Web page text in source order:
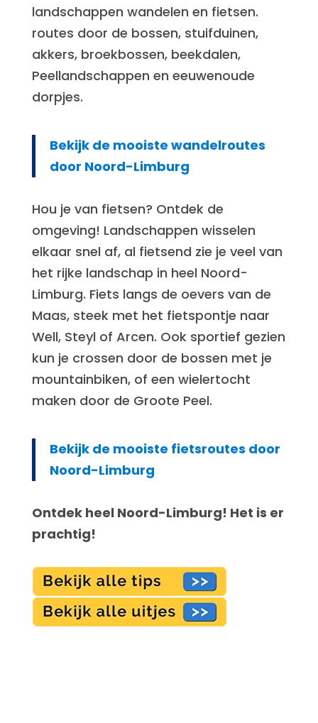
landschappen wandelen en fietsen.
routes door de bossen, stuifduinen,
akkers, broekbossen, beekdalen,
Peellandschappen en eeuwenoude
dorpjes.
Bekijk de mooiste wandelroutes
door Noord-Limburg
Hou je van fietsen? Ontdek de
omgeving! Landschappen wisselen
elkaar snel af, al fietsend zie je veel van
het rijke landschap in heel Noord-
Limburg. Fiets langs de oevers van de
Maas, steek met het fietspontje naar
Well, Steyl of Arcen. Ook sportief gezien
kun je crossen door de bossen met je
mountainbiken, of een wielertocht
maken door de Groote Peel.
Bekijk de mooiste fietsroutes door
Noord-Limburg
Ontdek heel Noord-Limburg! Het is er
prachtig!